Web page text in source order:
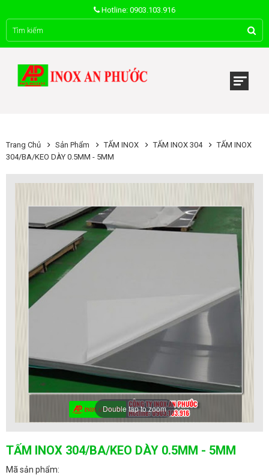
Hotline: 0903.103.916
Trang Chủ Sản Phẩm TẤM INOX TẤM INOX 304
TẤM INOX
304/BA/KEO DÀY 0.5MM - 5MM
Double tap to zoom
TẤM INOX 304/BA/KEO DÀY 0.5MM - 5MM
Mã sản phẩm: